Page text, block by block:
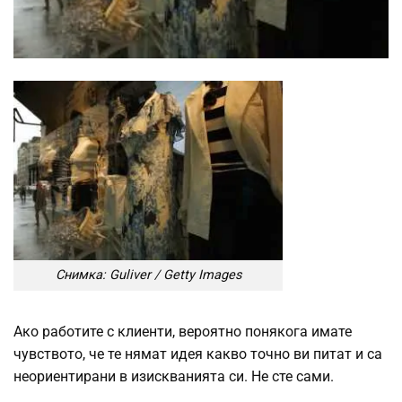
Снимка: Guliver / Getty Images
Ако работите с клиенти, вероятно понякога имате
чувството, че те нямат идея какво точно ви питат и са
неориентирани в изискванията си. Не сте сами.